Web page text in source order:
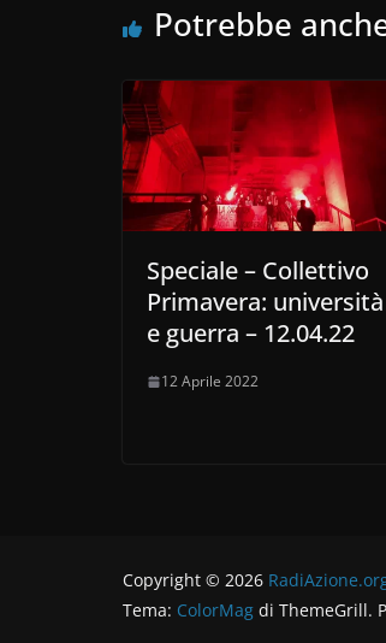
Potrebbe
Speciale – Collettivo
Primavera: università
e guerra – 12.04.22
12 Aprile 2022
Copyright © 2026
Tema: ColorMag di ThemeGrill.